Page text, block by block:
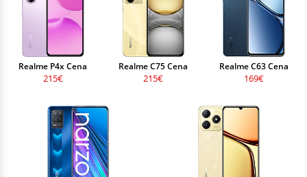
Realme P4x Cena
215€
Realme C75 Cena
215€
Realme C63 Cena
169€